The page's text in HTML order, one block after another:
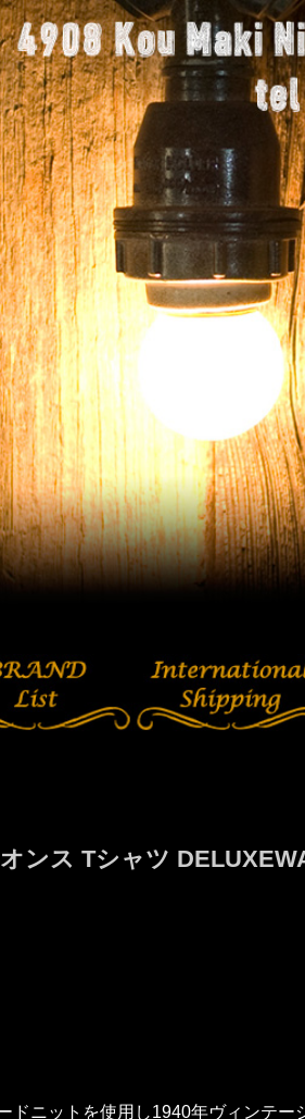
ンス Tシャツ
ニットを使用し1940年ヴィンテー